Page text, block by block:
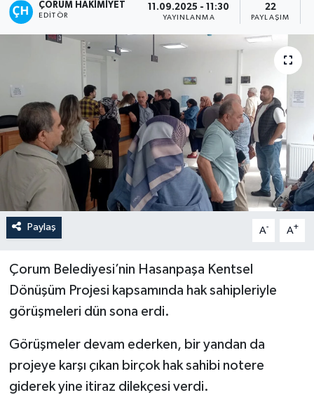
ÇORUM HAKIMIYET
EDITÖR
11.09.2025 - 11:30
YAYINLANMA
22
PAYLAŞIM
Paylaş A- A+
Çorum Belediyesi’nin Hasanpaşa Kentsel
Dönüşüm Projesi kapsamında hak sahipleriyle
görüşmeleri dün sona erdi.
Görüşmeler devam ederken, bir yandan da
projeye karşı çıkan birçok hak sahibi notere
giderek yine itiraz dilekçesi verdi.
AKTÜEL
EĞİTİM
İLÇELER
OTOPARK
TEKNOLOJİ
Son Dakika Haberleri
Haber Arşivi